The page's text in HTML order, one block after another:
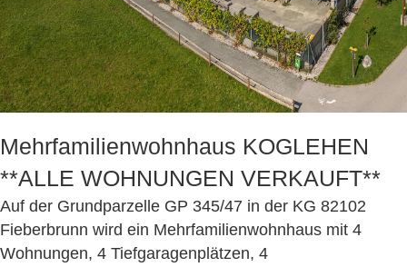
Mehrfamilienwohnhaus KOGLEHEN
**ALLE WOHNUNGEN VERKAUFT**
Auf der Grundparzelle GP 345/47 in der KG 82102
Fieberbrunn wird ein Mehrfamilienwohnhaus mit 4
Wohnungen, 4 Tiefgaragenplätzen, 4